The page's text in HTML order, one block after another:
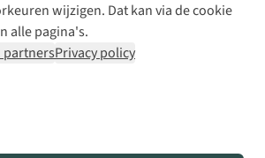
wijzigen. Dat kan via de cookie
alle pagina's.
partnersPrivacy policy